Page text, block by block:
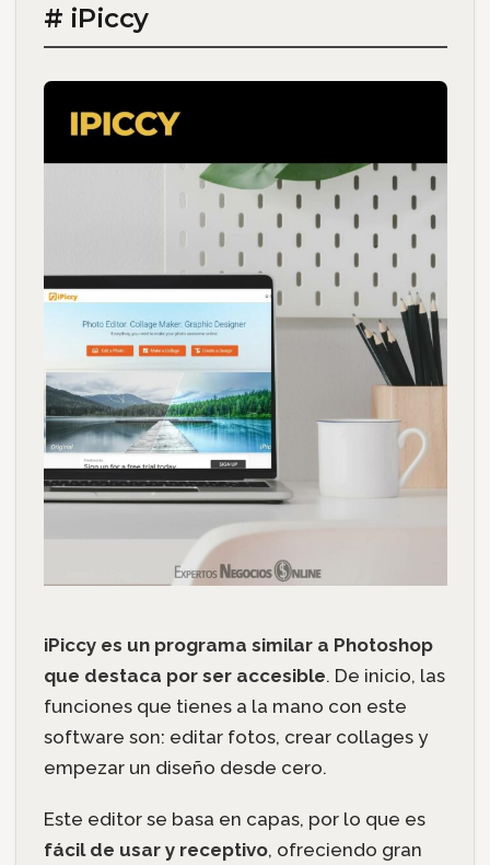
# iPiccy
iPiccy es un programa similar a Photoshop
que destaca por ser accesible. De inicio, las
funciones que tienes a la mano con este
software son: editar fotos, crear collages y
empezar un diseño desde cero.
Este editor se basa en capas, por lo que es
fácil de usar y receptivo, ofreciendo gran